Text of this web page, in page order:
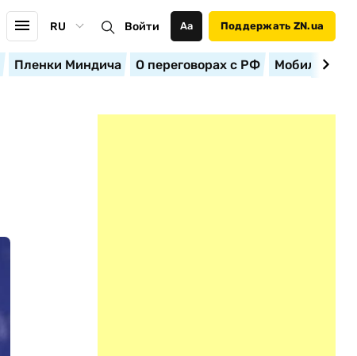
RU Войти Аа Поддержать ZN.ua
Пленки Миндича О переговорах с РФ